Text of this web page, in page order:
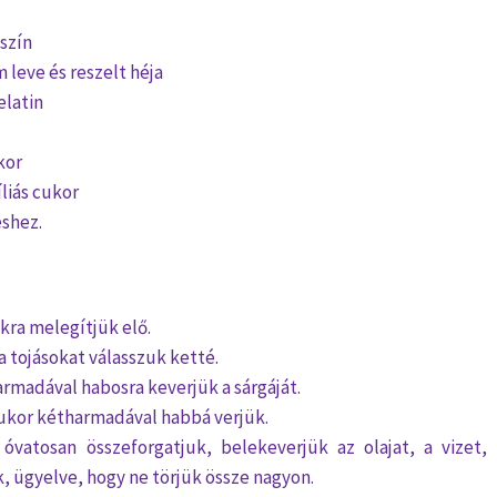
leve és reszelt héja
cukor
melegítjük elő.
tojásokat válasszuk ketté.
habosra keverjük a sárgáját.
kétharmadával habbá verjük.
összeforgatjuk, belekeverjük az olajat, a
hogy ne törjük össze nagyon.